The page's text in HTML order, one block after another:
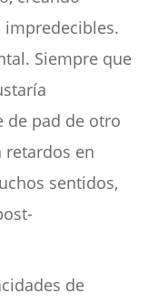
impredecibles.
Siempre que
de pad de otro
en
sentidos,
de